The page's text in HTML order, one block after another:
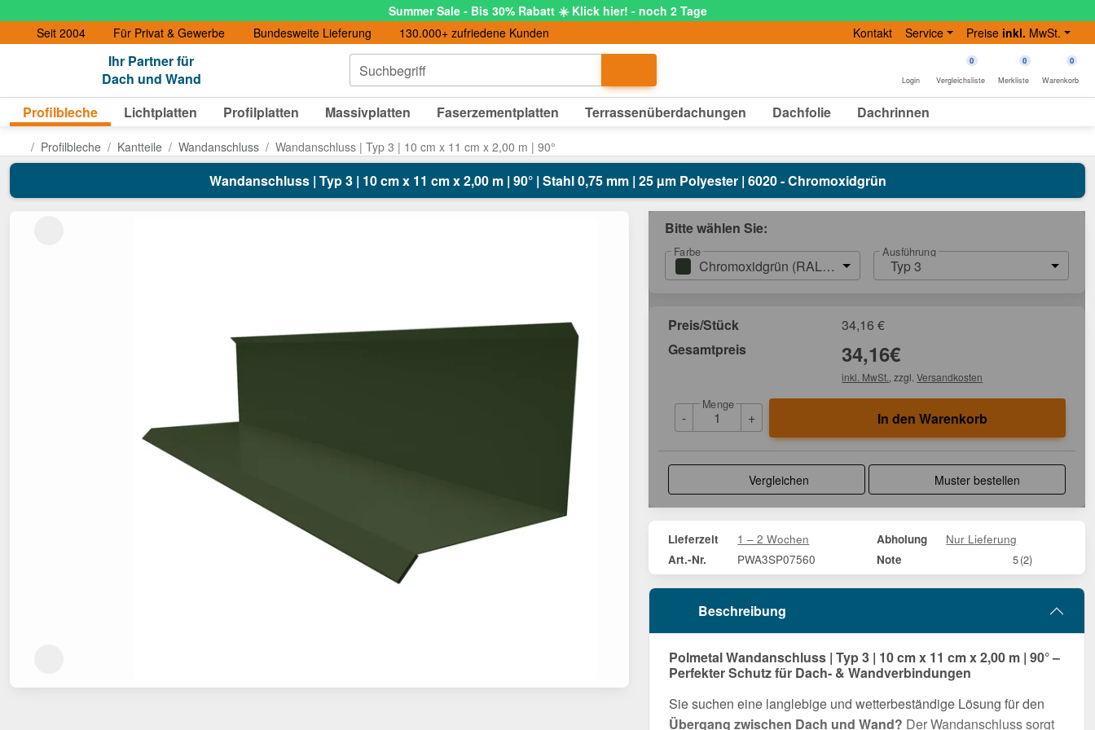
Summer Sale - Bis 30% Rabatt ☀️ Klick hier! - noch 2 Tage
Seit 2004
Für Privat & Gewerbe Bundesweite Lieferung 130.000+ zufriedene Kunden Kontakt Service Preise inkl. MwSt.
Ihr Partner für
Dach und Wand
Suchbegriff
Login
0
Vergleichsliste
0
Merkliste
0
Warenkorb
Profilbleche Lichtplatten Profilplatten Massivplatten Faserzementplatten Terrassenüberdachungen Dachfolie Dachrinnen
Profilbleche Kantteile Wandanschluss Wandanschluss | Typ 3 | 10 cm x 11 cm x 2,00 m | 90°
Wandanschluss | Typ 3 | 10 cm x 11 cm x 2,00 m | 90° | Stahl 0,75 mm | 25 µm Polyester | 6020 - Chromoxidgrün
Bitte wählen Sie:
Farbe
Chromoxidgrün (RAL 6020)
Ausführung
Typ 3
Preis/Stück 34,16 €
Gesamtpreis
34,16€
inkl. MwSt. , zzgl.Versandkosten
-
Menge
+ In den Warenkorb
Vergleichen Muster bestellen
Lieferzeit 1 – 2 Wochen Abholung Nur Lieferung
Art.-Nr. PWA3SP07560 Note 5(2)
Beschreibung
Polmetal Wandanschluss | Typ 3 | 10 cm x 11 cm x 2,00 m | 90° –
Perfekter Schutz für Dach- & Wandverbindungen
Sie suchen eine langlebige und wetterbeständige Lösung für den
Übergang zwischen Dach und Wand? Der Wandanschluss sorgt